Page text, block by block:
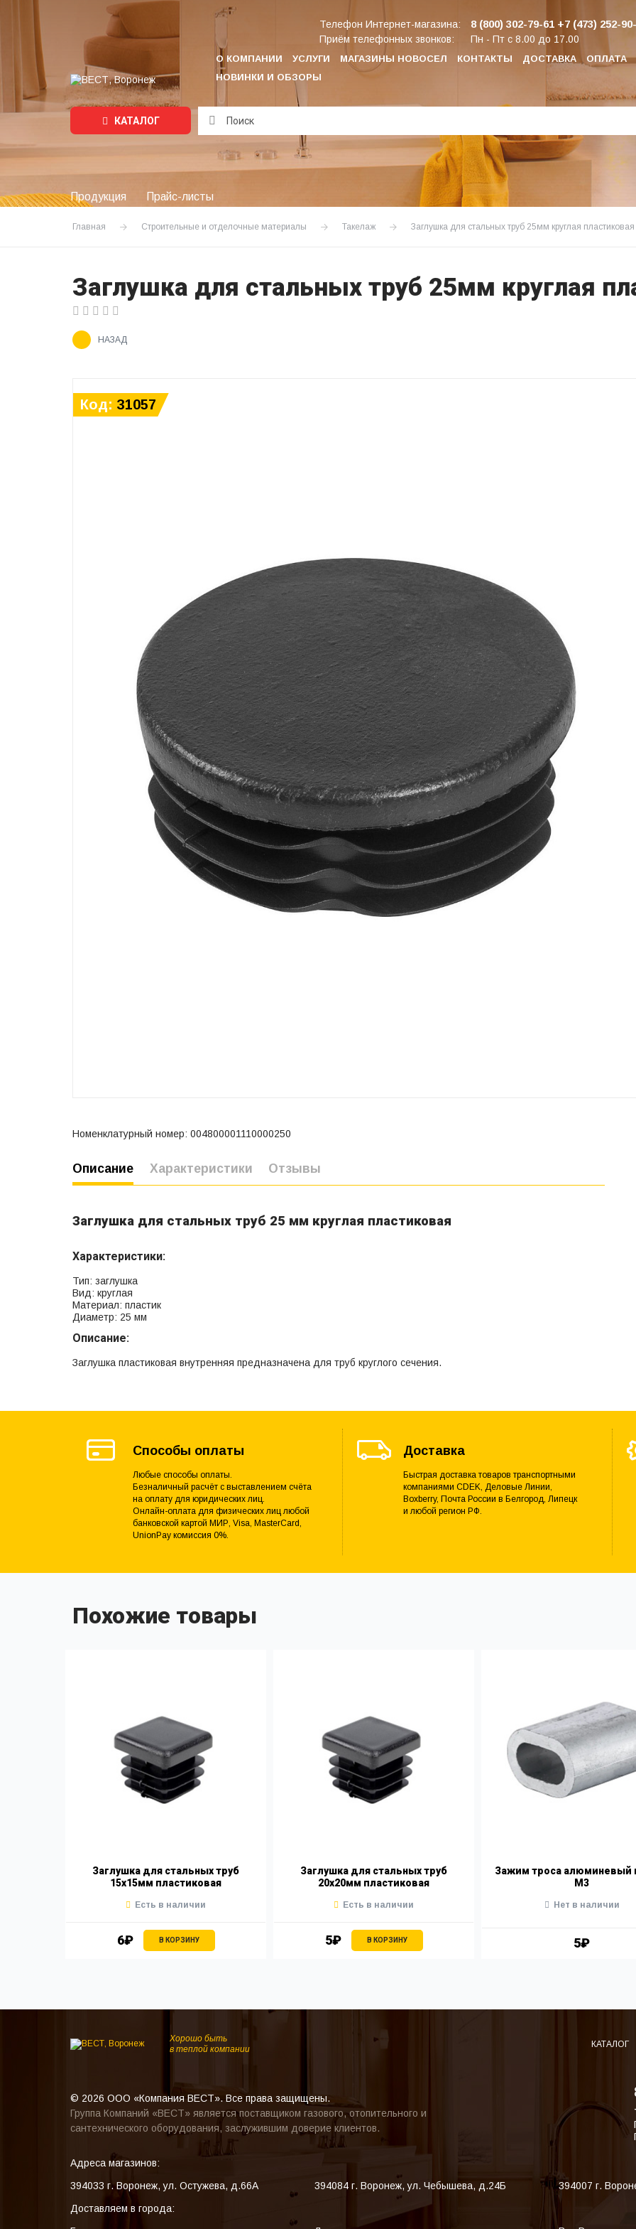
О КОМПАНИИ УСЛУГИ МАГАЗИНЫ НОВОСЕЛ КОНТАКТЫ ДОСТАВКА ОПЛАТА
НОВИНКИ И ОБЗОРЫ
Телефон Интернет-магазина: 8 (800) 302-79-61 +7 (473) 252-
Приём телефонных звонков: Пн - Пт с 8.00 до 17.00
КАТАЛОГ
Подождите...
Продукция Прайс-листы
Главная Строительные и отделочные материалы Такелаж Заглушка для стальных труб 25мм круглая пластиковая
Заглушка для стальных труб 25мм круглая
НАЗАД
Код: 31057
Номенклатурный номер: 004800001110000250
Описание Характеристики Отзывы
Заглушка для стальных труб 25 мм круглая пластиковая
Характеристики:
Тип: заглушка
Вид: круглая
Материал: пластик
Диаметр: 25 мм
Описание:
Заглушка пластиковая внутренняя предназначена для труб круглого сечения.
Способы оплаты
Любые способы оплаты.
Безналичный расчёт с выставлением счёта
на оплату для юридических лиц.
Онлайн-оплата для физических лиц любой
банковской картой МИР, Visa, MasterCard,
UnionPay комиссия 0%.
Доставка
Быстрая доставка товаров транспортными
компаниями CDEK, Деловые Линии,
Boxberry, Почта России в Белгород, Липецк
и любой регион РФ.
Похожие товары
Заглушка для стальных труб
15х15мм пластиковая
6₽ В КОРЗИНУ
Есть в наличии
Заглушка для стальных труб
20х20мм пластиковая
5₽ В КОРЗИНУ
Есть в наличии
Зажим троса алюминевый
М3
5₽
Нет в наличии
Хорошо быть
в теплой компании
КАТАЛОГ
© 2026 ООО «Компания ВЕСТ». Все права защищены.
Группа Компаний «ВЕСТ» является поставщиком газового, отопительного и
сантехнического оборудования, заслужившим доверие клиентов.
Адреса магазинов:
394033 г. Воронеж,ул. Остужева, д.66А 394084 г. Воронеж,ул. Чебышева, д.24Б 394007 г.
Доставляем в города: